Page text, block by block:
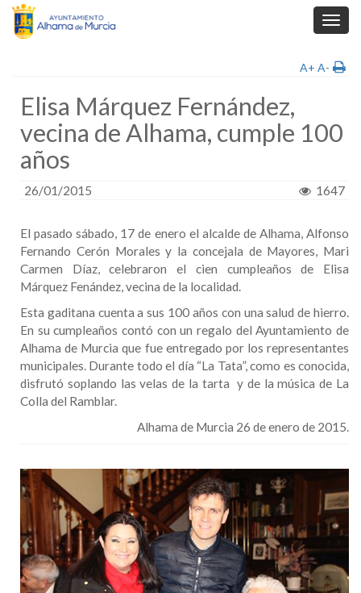
A+ A-
Elisa Márquez Fernández,
vecina de Alhama, cumple 100
años
26/01/2015 1647
El pasado sábado, 17 de enero el alcalde de Alhama, Alfonso
Fernando Cerón Morales y la concejala de Mayores, Mari
Carmen Díaz, celebraron el cien cumpleaños de Elisa
Márquez Fenández, vecina de la localidad.
Esta gaditana cuenta a sus 100 años con una salud de hierro.
En su cumpleaños contó con un regalo del Ayuntamiento de
Alhama de Murcia que fue entregado por los representantes
municipales. Durante todo el día “La Tata”, como es conocida,
disfrutó soplando las velas de la tarta y de la música de La
Colla del Ramblar.
Alhama de Murcia 26 de enero de 2015.